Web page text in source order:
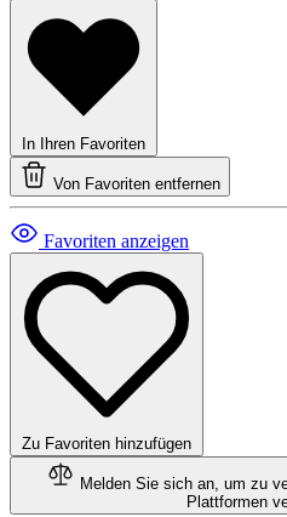
In Ihren Favoriten
Von Favoriten entfernen
Favoriten anzeigen
Zu Favoriten hinzufügen
Melden Sie sich an, um zu
Plattformen